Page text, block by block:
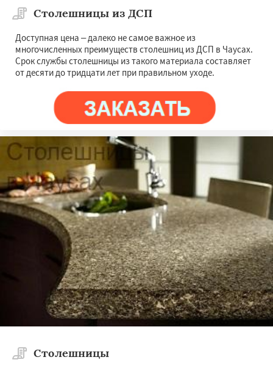
Столешницы из ДСП
Доступная цена – далеко не самое важное из
многочисленных преимуществ столешниц из ДСП в Чаусах.
Срок службы столешницы из такого материала составляет
от десяти до тридцати лет при правильном уходе.
Столешницы